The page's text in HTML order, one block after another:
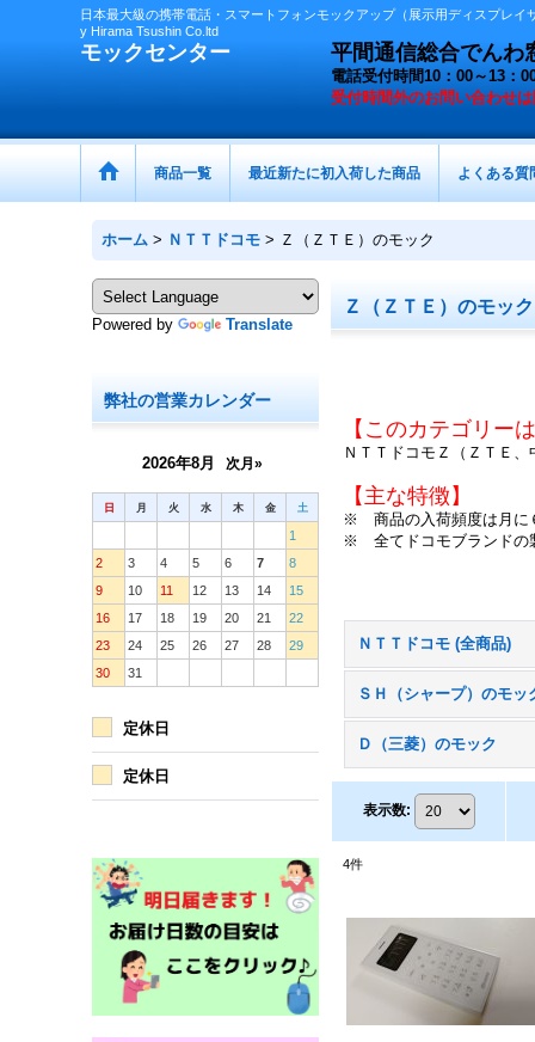
日本最大級の携帯電話・スマートフォンモックアップ（展示用ディスプ
y Hirama Tsushin Co.ltd
モックセンター 平間通信総合でん
電話受付時間10：00～13
受付時間外のお問い合わせ
商品一覧 最近新たに初入荷した商品 よくある質
ホーム > ＮＴＴドコモ > Ｚ（ＺＴＥ）のモック
Powered by Translate
弊社の営業カレンダー
2026年8月 次月»
日 月 火 水 木 金 土
1
2
3 4 5 6 7
8
9
10 11 12 13 14
15
16
17 18 19 20 21
22
23
24 25 26 27 28
29
30
31
定休日
定休日
Ｚ（ＺＴＥ）のモック
【このカテゴリー
ＮＴＴドコモＺ（ＺＴＥ
【主な特徴】
※ 商品の入荷頻度は月に
※ 全てドコモブランドの
ＮＴＴドコモ (全商品)
ＳＨ（シャープ）のモッ
Ｄ（三菱）のモック
表示数:
4件